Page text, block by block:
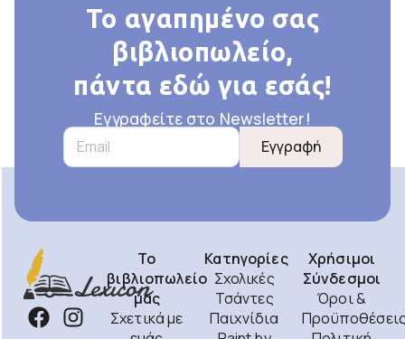
Το αγαπημένο σας
βιβλιοπωλείο,
πάντα εδώ για εσάς!
Εγγραφείτε στο Newsletter!
Εγγραφή
Το
βιβλιοπωλείο
μας
Σχετικά με
Κατηγορίες
Σχολικές
Τσάντες
Παιχνίδια
Χρήσιμοι
Σύνδεσμοι
Όροι &